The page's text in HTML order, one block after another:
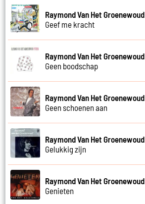
Raymond Van Het Groenewoud
Geef me kracht
Raymond Van Het Groenewoud
Geen boodschap
Raymond Van Het Groenewoud
Geen schoenen aan
Raymond Van Het Groenewoud
Gelukkig zijn
Raymond Van Het Groenewoud
Genieten